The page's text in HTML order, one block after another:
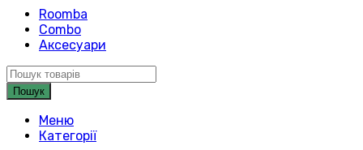
Roomba
Combo
Аксесуари
Пошук
Меню
Категорії